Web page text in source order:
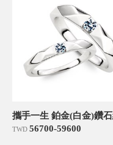
TWD 56700-59600